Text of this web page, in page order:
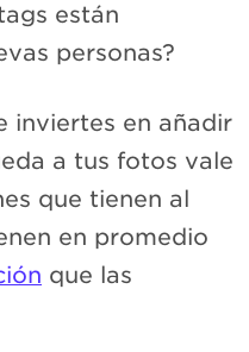
están
personas?
inviertes en añadir
a tus fotos vale
que tienen al
en promedio
que las